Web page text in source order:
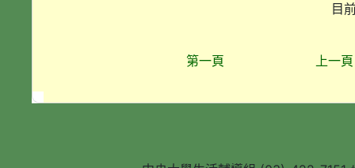
目
第一頁 上一頁